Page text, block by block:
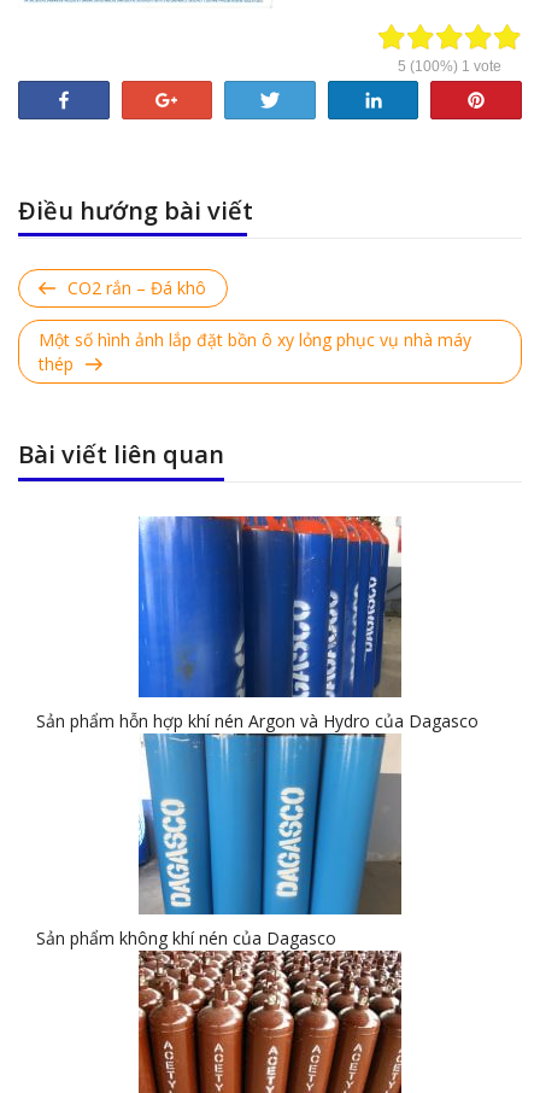
5 (100%) 1 vote
Điều hướng bài viết
Previous
Post
CO2 rắn – Đá khô
Next
Post
Một số hình ảnh lắp đặt bồn ô xy lỏng phục vụ nhà máy
thép
Bài viết liên quan
Sản phẩm hỗn hợp khí nén Argon và Hydro của Dagasco
Sản phẩm không khí nén của Dagasco